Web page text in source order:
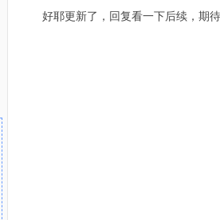
好耶更新了，回复看一下后续，期